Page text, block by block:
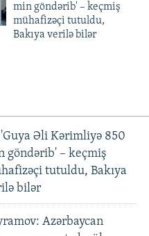
min göndərib' – keçmiş
mühafizəçi tutuldu,
Bakıya verilə bilər
'Guya Əli Kərimliyə 850
göndərib' – keçmiş
tutuldu, Bakıya
bilər
Azərbaycan